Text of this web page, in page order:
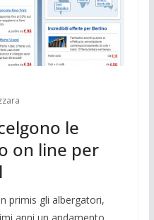
le
on line per
primis gli albergatori,
anni un andamento